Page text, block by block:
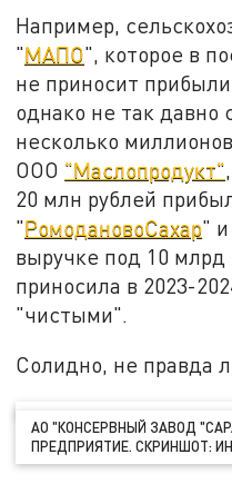
Например,
"МАПО", которое в
не приносит
однако не так давно
несколько
ООО "Маслопродукт"
20 млн рублей
"РомодановоСахар" и
выручке под 10 млрд
приносила в 2023-
"чистыми".
Солидно, не правда
АО "КОНСЕРВНЫЙ ЗАВОД
ПРЕДПРИЯТИЕ. СКРИНШОТ: